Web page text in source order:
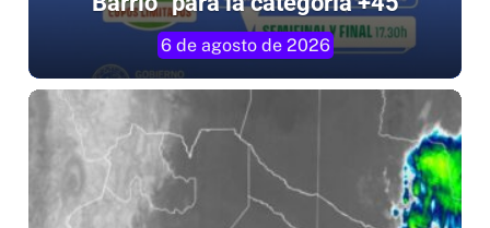
6 de agosto de 2026